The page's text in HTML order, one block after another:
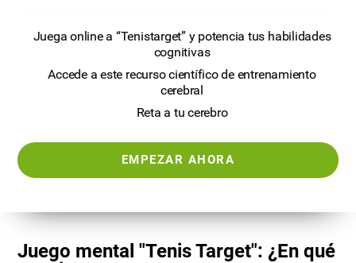
Juega online a “Tenistarget” y potencia tus habilidades
cognitivas
Accede a este recurso científico de entrenamiento
cerebral
Reta a tu cerebro
EMPEZAR AHORA
Juego mental "Tenis Target": ¿En qué